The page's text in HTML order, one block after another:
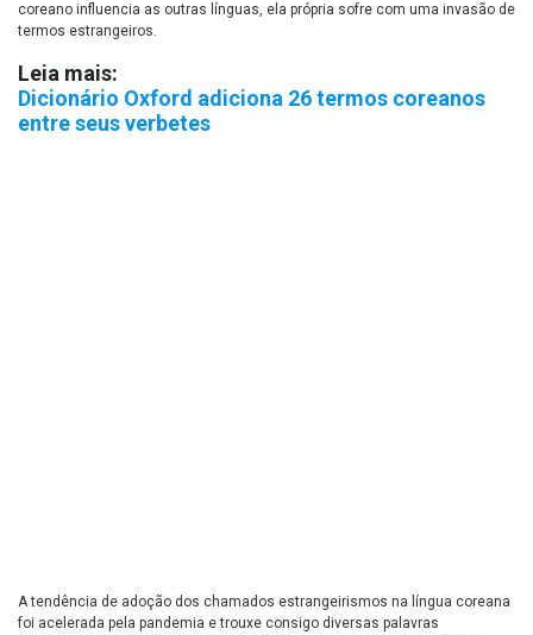
coreano influencia as outras línguas, ela própria sofre com uma invasão de
termos estrangeiros.
Leia mais:
Dicionário Oxford adiciona 26 termos coreanos
entre seus verbetes
A tendência de adoção dos chamados estrangeirismos na língua coreana
foi acelerada pela pandemia e trouxe consigo diversas palavras